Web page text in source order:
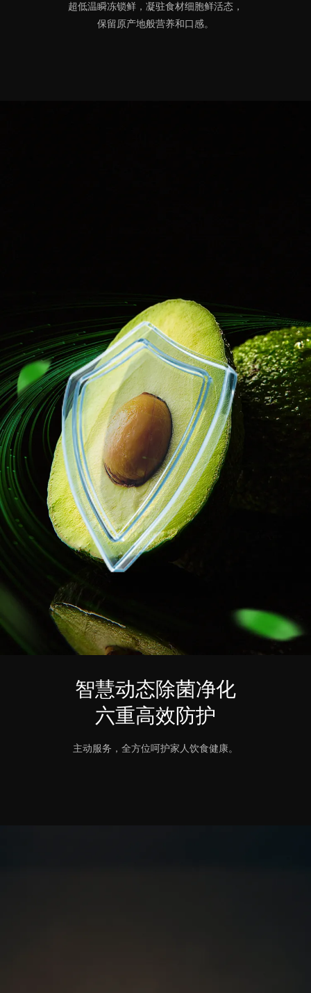
超低温瞬冻锁鲜，凝驻食材细胞鲜活态，
保留原产地般营养和口感。
智慧动态除菌净化
六重高效防护
主动服务，全方位呵护家人饮食健康。